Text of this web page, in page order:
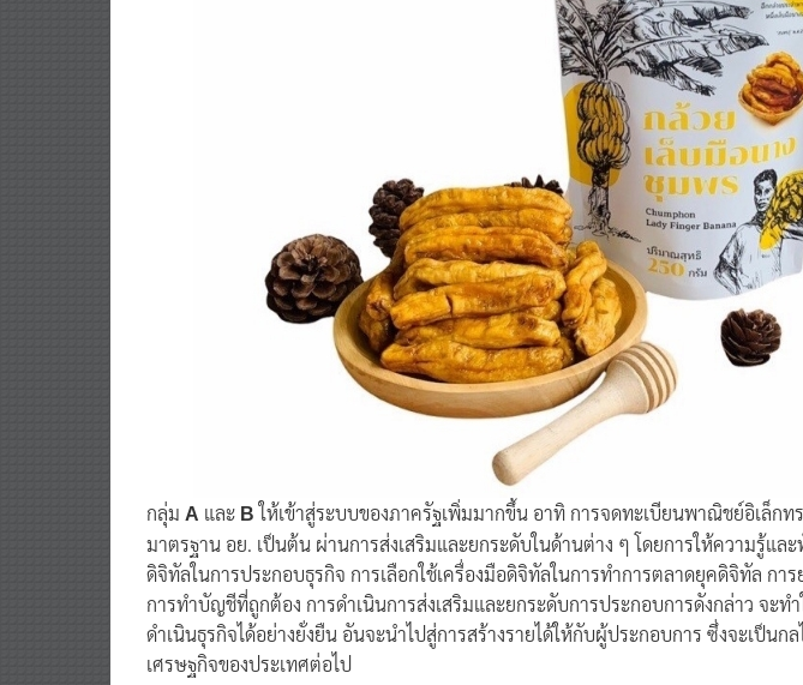
กลุ่ม A และ B ให้เข้าสู่ระบบของภาครัฐเพิ่มมากขึ้น อาทิ การจดทะเบียนพาณิชย์อิเล็กท
มาตรฐาน อย. เป็นต้น ผ่านการส่งเสริมและยกระดับในด้านต่าง ๆ โดยการให้ความรู้และ
ดิจิทัลในการประกอบธุรกิจ การเลือกใช้เครื่องมือดิจิทัลในการทำการตลาดยุคดิจิทัล กา
การทำบัญชีที่ถูกต้อง การดำเนินการส่งเสริมและยกระดับการประกอบการดังกล่าว จะท
ดำเนินธุรกิจได้อย่างยั่งยืน อันจะนำไปสู่การสร้างรายได้ให้กับผู้ประกอบการ ซึ่งจะเป็นก
เศรษฐกิจของประเทศต่อไป